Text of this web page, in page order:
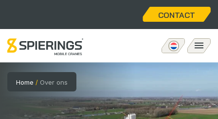
CONTACT
Mobiele torenkraan
Home / Over ons